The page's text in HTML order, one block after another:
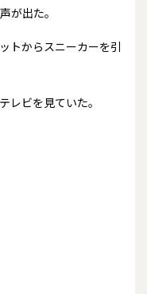
が出た。
トからスニーカーを引
レビを見ていた。